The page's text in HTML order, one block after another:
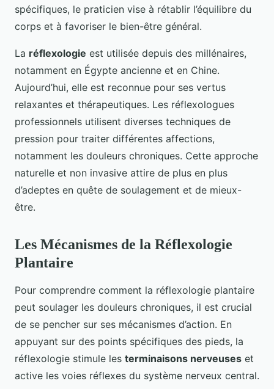
spécifiques, le praticien vise à rétablir l’équilibre du
corps et à favoriser le bien-être général.
La réflexologie est utilisée depuis des millénaires,
notamment en Égypte ancienne et en Chine.
Aujourd’hui, elle est reconnue pour ses vertus
relaxantes et thérapeutiques. Les réflexologues
professionnels utilisent diverses techniques de
pression pour traiter différentes affections,
notamment les douleurs chroniques. Cette approche
naturelle et non invasive attire de plus en plus
d’adeptes en quête de soulagement et de mieux-
être.
Les Mécanismes de la Réflexologie
Plantaire
Pour comprendre comment la réflexologie plantaire
peut soulager les douleurs chroniques, il est crucial
de se pencher sur ses mécanismes d’action. En
appuyant sur des points spécifiques des pieds, la
réflexologie stimule les terminaisons nerveuses et
active les voies réflexes du système nerveux central.